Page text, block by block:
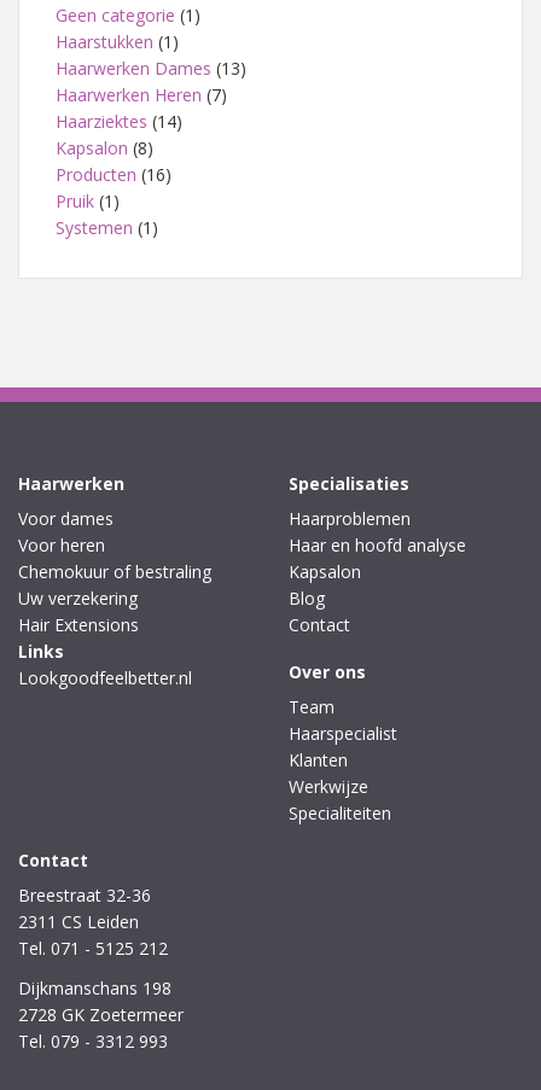
Geen categorie (1)
Haarstukken (1)
Haarwerken Dames (13)
Haarwerken Heren (7)
Haarziektes (14)
Kapsalon (8)
Producten (16)
Pruik (1)
Systemen (1)
Haarwerken
Voor dames
Voor heren
Chemokuur of bestraling
Uw verzekering
Hair Extensions
Links
Lookgoodfeelbetter.nl
Specialisaties
Haarproblemen
Haar en hoofd analyse
Kapsalon
Blog
Contact
Over ons
Team
Haarspecialist
Klanten
Werkwijze
Specialiteiten
Contact
Breestraat 32-36
2311 CS Leiden
Tel. 071 - 5125 212
Dijkmanschans 198
2728 GK Zoetermeer
Tel. 079 - 3312 993